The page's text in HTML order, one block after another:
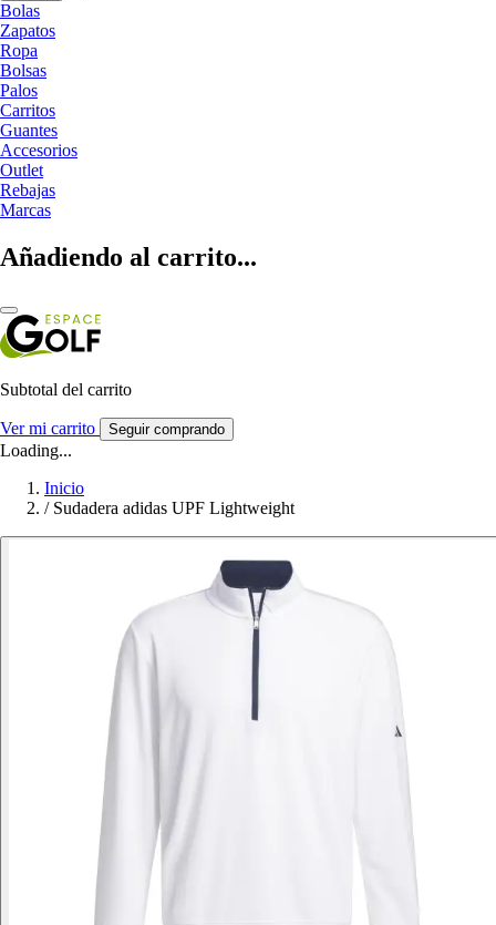
Bolas
Zapatos
Ropa
Bolsas
Palos
Carritos
Guantes
Accesorios
Outlet
Rebajas
Marcas
Añadiendo al carrito...
Subtotal del carrito
Ver mi carrito Seguir comprando
Loading...
Inicio
/ Sudadera adidas UPF Lightweight